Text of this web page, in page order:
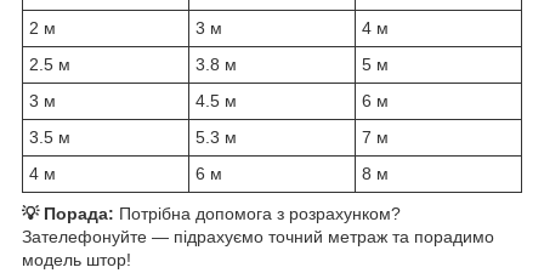
2 м
3 м
4 м
2.5 м
3.8 м
5 м
3 м
4.5 м
6 м
3.5 м
5.3 м
7 м
4 м
6 м 8 м
💡 Порада: Потрібна допомога з розрахунком?
Зателефонуйте — підрахуємо точний метраж та порадимо
модель штор!